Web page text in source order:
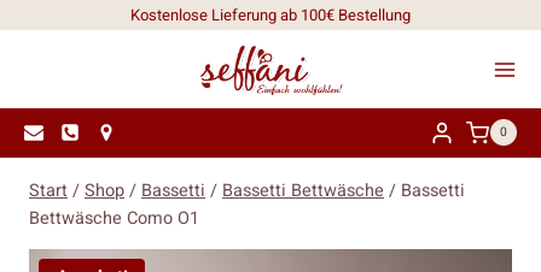
Kostenlose Lieferung ab 100€ Bestellung
0
Start/Shop/ Bassetti / Bassetti Bettwäsche / Bassetti
Bettwäsche Como O1